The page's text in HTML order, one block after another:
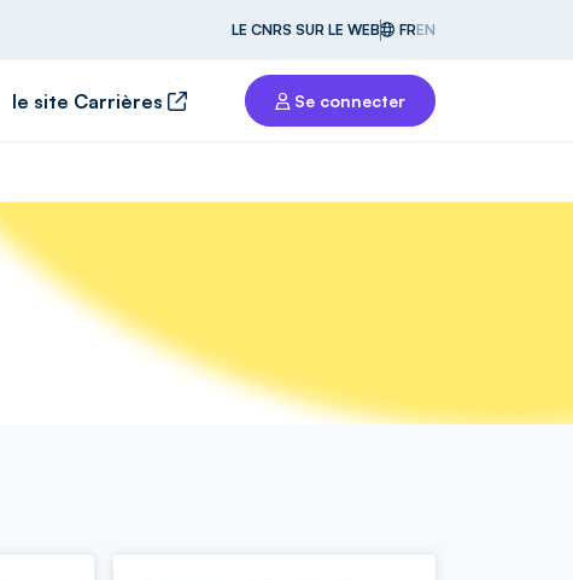
LE CNRS SUR LE WEB FREN
le site Carrières Se connecter